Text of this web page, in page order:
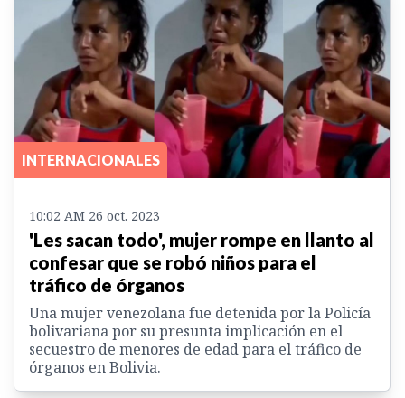
INTERNACIONALES
10:02 AM 26 oct. 2023
'Les sacan todo', mujer rompe en llanto al
confesar que se robó niños para el
tráfico de órganos
Una mujer venezolana fue detenida por la Policía
bolivariana por su presunta implicación en el
secuestro de menores de edad para el tráfico de
órganos en Bolivia.